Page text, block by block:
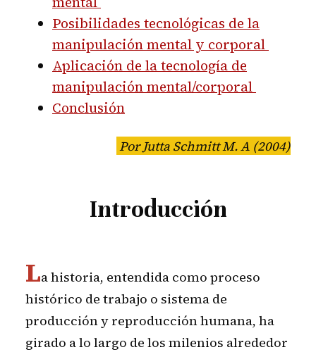
Posibilidades tecnológicas de la
manipulación mental y corporal
Aplicación de la tecnología de
manipulación mental/corporal
Conclusión
Por Jutta Schmitt M. A (2004)
Introducción
La historia, entendida como proceso
histórico de trabajo o sistema de
producción y reproducción humana, ha
girado a lo largo de los milenios alrededor